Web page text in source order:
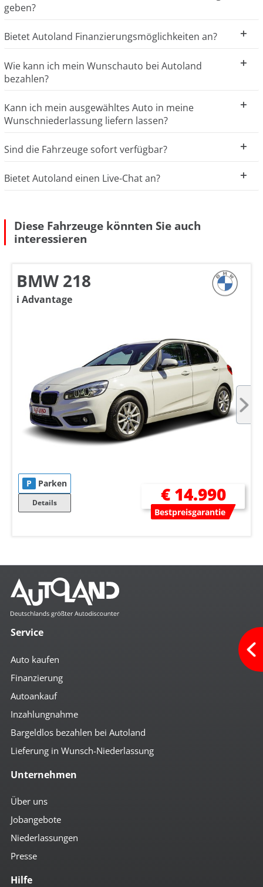
geben?
Bietet Autoland Finanzierungsmöglichkeiten an?
Wie kann ich mein Wunschauto bei Autoland
bezahlen?
Kann ich mein ausgewähltes Auto in meine
Wunschniederlassung liefern lassen?
Sind die Fahrzeuge sofort verfügbar?
Bietet Autoland einen Live-Chat an?
Diese Fahrzeuge könnten Sie auch
interessieren
BMW 218
i Advantage
P Parken
Details € 14.990
Bestpreisgarantie
Service
Auto kaufen
Finanzierung
Autoankauf
Inzahlungnahme
Bargeldlos bezahlen bei Autoland
Lieferung in Wunsch-Niederlassung
Unternehmen
Über uns
Jobangebote
Niederlassungen
Presse
Hilfe